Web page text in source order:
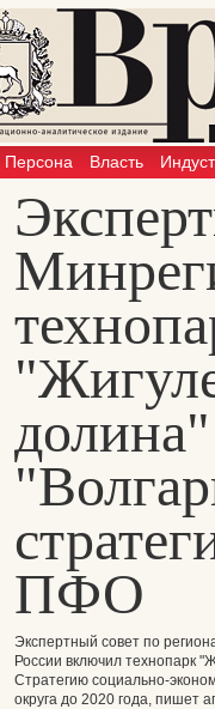
Персона Власть
ПФО
Экспертный совет по
России включил технопарк
Стратегию социально-
округа до 2020 года, пишет